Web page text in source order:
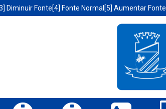
do Tupim-BA
do Tupim-BA
Diminuir Fonte[4] Fonte Normal [5] Aumentar Fonte
Municipal de Boa Vista do Tupim-BA;